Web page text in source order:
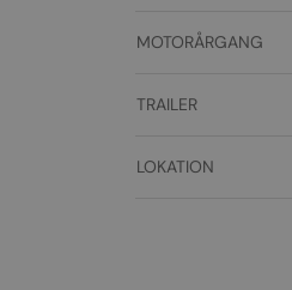
MOTORÅRGANG
TRAILER
LOKATION